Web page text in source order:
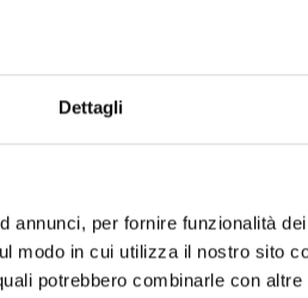
Dettagli
annunci, per fornire funzionalità
modo in cui utilizza il nostro sito
potrebbero combinarle con
17/12/2024